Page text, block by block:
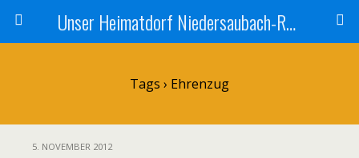
Unser Heimatdorf Niedersaubach-Rümmelbach
Tags › Ehrenzug
5. NOVEMBER 2012